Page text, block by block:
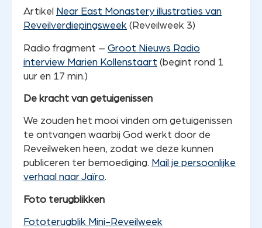
Artikel
Near East Monastery illustraties van
Reveilverdiepingsweek (Reveilweek 3)
Radio fragment – Groot Nieuws Radio
interview Marien Kollenstaart (begint rond 1
uur en 17 min.)
De kracht van getuigenissen
We zouden het mooi vinden om getuigenissen
te ontvangen waarbij God werkt door de
Reveilweken heen, zodat we deze kunnen
publiceren ter bemoediging. Mail je persoonlijke
verhaal naar Jaïro.
Foto terugblikken
Fototerugblik Mini-Reveilweek